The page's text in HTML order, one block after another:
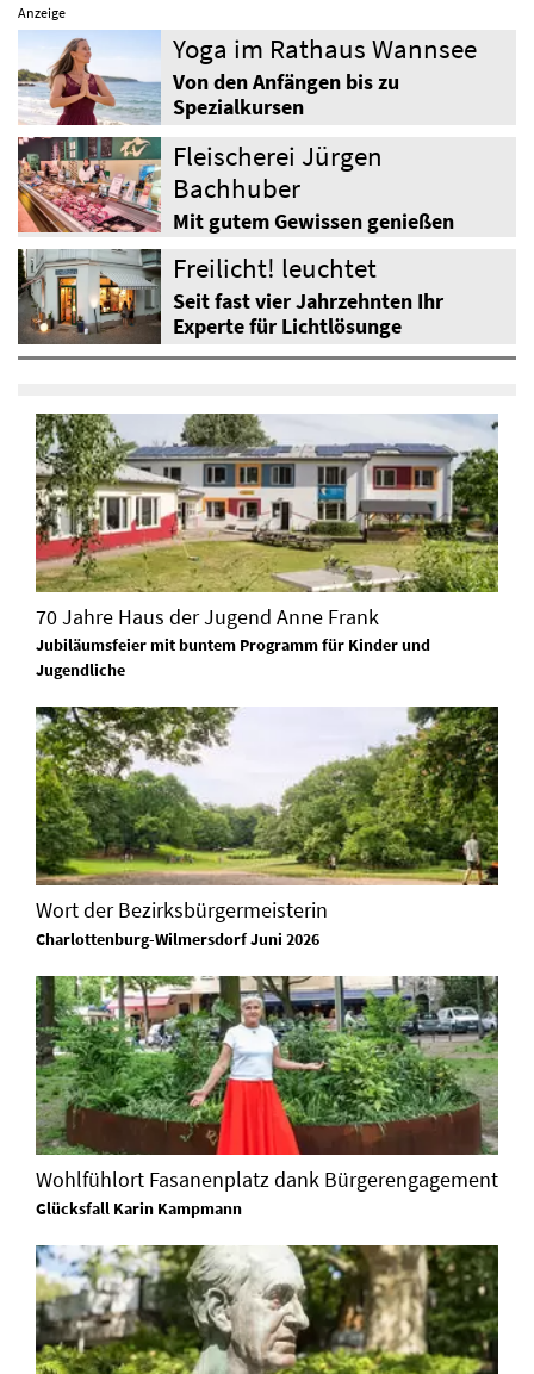
Anzeige
Yoga im Rathaus Wannsee
Von den Anfängen bis zu
Spezialkursen
Fleischerei Jürgen
Bachhuber
Mit gutem Gewissen genießen
Freilicht! leuchtet
Seit fast vier Jahrzehnten Ihr
Experte für Lichtlösunge
70 Jahre Haus der Jugend Anne Frank
Jubiläumsfeier mit buntem Programm für Kinder und
Jugendliche
Wort der Bezirksbürgermeisterin
Charlottenburg-Wilmersdorf Juni 2026
Wohlfühlort Fasanenplatz dank Bürgerengagement
Glücksfall Karin Kampmann